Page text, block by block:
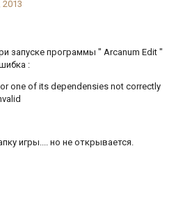
2013
запуске программы " Arcanum Edit "
:
or one of its dependensies not correctly
игры.... но не открывается.